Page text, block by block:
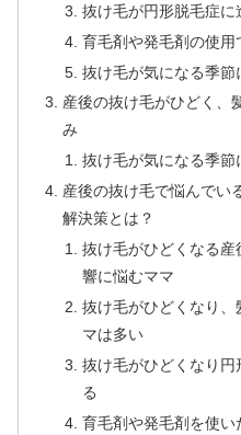
抜け毛が円形脱毛症に
育毛剤や発毛剤の使
抜け毛が気になる季節
産後の抜け毛がひどく、
み
抜け毛が気になる季節
産後の抜け毛で悩んでい
解決策とは？
抜け毛がひどくなる
響に悩むママ
抜け毛がひどくなり
マは多い
抜け毛がひどくなり
る
育毛剤や発毛剤を使